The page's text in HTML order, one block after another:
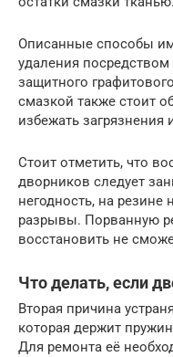
Описанные способы
удаления посредством
защитного
смазкой также стоит
избежать загрязнения
Стоит отметить, что
дворников следует
негодность, на
разрывы. Порванную
восстановить не
Что делать, если
Вторая причина
которая держит
Для ремонта её